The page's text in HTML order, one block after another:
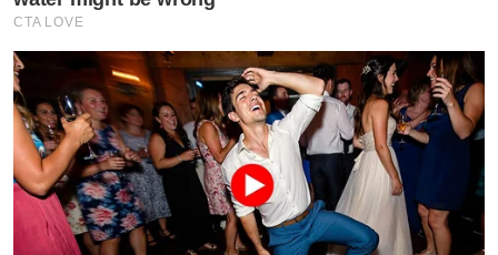
by TVPOOL ONLINE
CTA LOVE